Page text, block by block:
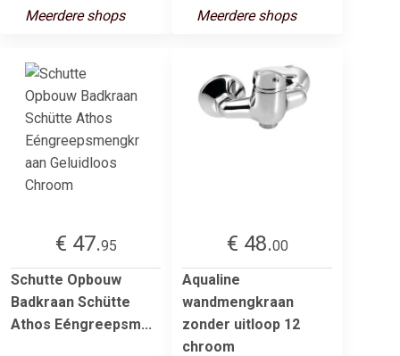
Meerdere shops
Meerdere shops
€ 47.95
Schutte Opbouw
Badkraan Schütte
Athos Eéngreepsm...
€ 48.00
Aqualine
wandmengkraan
zonder uitloop 12
chroom